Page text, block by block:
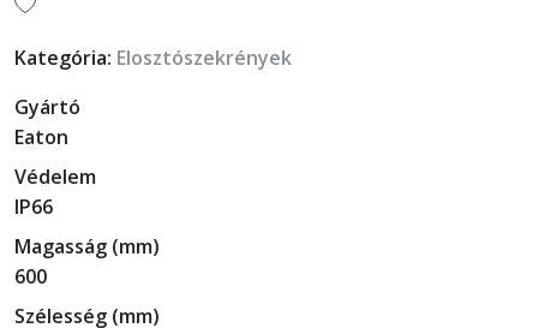
Kategória: Elosztószekrények
Gyártó
Eaton
Védelem
IP66
Magasság (mm)
600
Szélesség (mm)